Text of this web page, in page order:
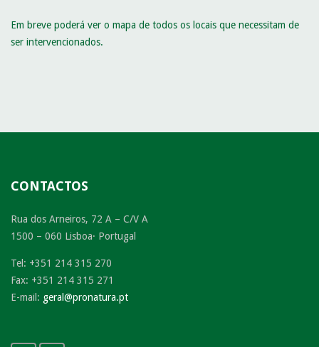
Em breve poderá ver o mapa de todos os locais que necessitam de
ser intervencionados.
CONTACTOS
Rua dos Arneiros, 72 A – C/V A
1500 – 060 Lisboa· Portugal
Tel: +351 214 315 270
Fax: +351 214 315 271
E-mail: geral@pronatura.pt